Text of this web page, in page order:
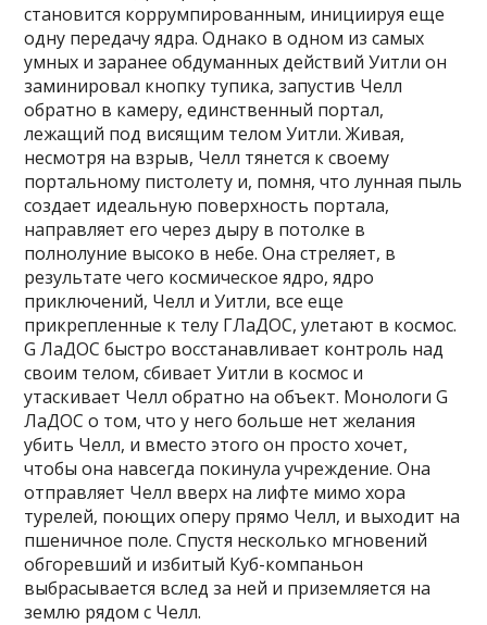
становится коррумпированным, инициируя еще
одну передачу ядра. Однако в одном из самых
умных и заранее обдуманных действий Уитли он
заминировал кнопку тупика, запустив Челл
обратно в камеру, единственный портал,
лежащий под висящим телом Уитли. Живая,
несмотря на взрыв, Челл тянется к своему
портальному пистолету и, помня, что лунная пыль
создает идеальную поверхность портала,
направляет его через дыру в потолке в
полнолуние высоко в небе. Она стреляет, в
результате чего космическое ядро, ядро ​​
приключений, Челл и Уитли, все еще
прикрепленные к телу ГЛаДОС, улетают в космос.
G ЛаДОС быстро восстанавливает контроль над
своим телом, сбивает Уитли в космос и
утаскивает Челл обратно на объект. Монологи G
ЛаДОС о том, что у него больше нет желания
убить Челл, и вместо этого он просто хочет,
чтобы она навсегда покинула учреждение. Она
отправляет Челл вверх на лифте мимо хора
турелей, поющих оперу прямо Челл, и выходит на
пшеничное поле. Спустя несколько мгновений
обгоревший и избитый Куб-компаньон
выбрасывается вслед за ней и приземляется на
землю рядом с Челл.